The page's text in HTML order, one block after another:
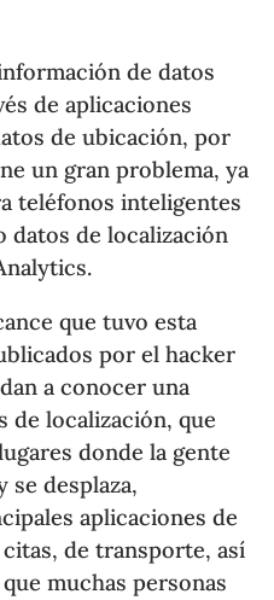
de datos
de aplicaciones
de ubicación, por
un gran problema, ya
teléfonos inteligentes
datos de localización
que tuvo esta
por el hacker
a conocer una
de localización, que
donde la gente
se desplaza,
aplicaciones de
de transporte, así
muchas personas